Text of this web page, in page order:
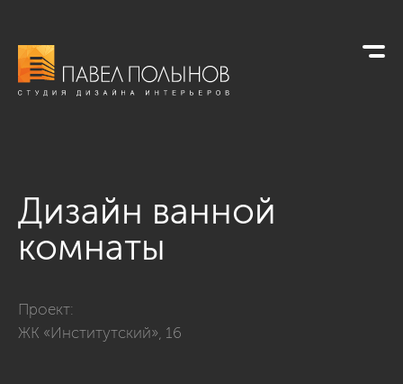
Дизайн ванной
комнаты
Проект:
ЖК «Институтский», 16